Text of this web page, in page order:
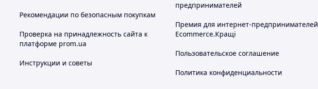
Рекомендации по безопасным покупкам
Проверка на принадлежность сайта к
платформе prom.ua
Инструкции и советы
предпринимателей
Премия для интернет-предпринимателей
Ecommerce.Кращі
Пользовательское соглашение
Политика конфиденциальности